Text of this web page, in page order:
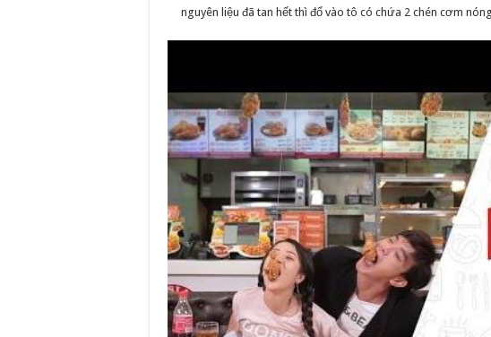
nguyên liệu đã tan hết thì đổ vào tô có chứa 2 chén cơm